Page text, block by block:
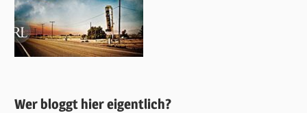
Wer bloggt hier eigentlich?